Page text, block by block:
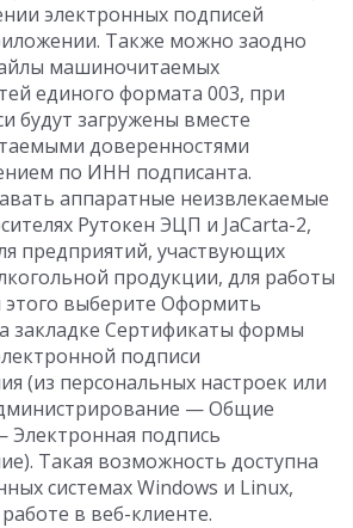
электронных подписей
Также можно заодно
машиночитаемых
единого формата 003, при
будут загружены вместе
доверенностями
по ИНН подписанта.
аппаратные неизвлекаемые
Рутокен ЭЦП и JaCarta-2,
предприятий, участвующих
продукции, для работы
этого выберите Оформить
закладке Сертификаты формы
подписи
(из персональных настроек или
— Общие
Электронная подпись
Такая возможность доступна
системах Windows и Linux,
в веб-клиенте.